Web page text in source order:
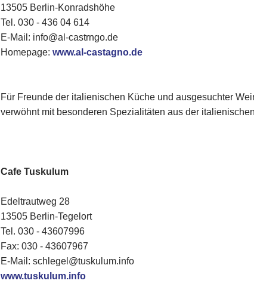
13505 Berlin-Konradshöhe
Tel. 030 - 436 04 614
E-Mail: info@al-castrngo.de
Homepage:www.al-castagno.de
Für Freunde der italienischen Küche und ausgesuchter
verwöhnt mit besonderen Spezialitäten aus der
Cafe Tuskulum
Edeltrautweg 28
13505 Berlin-Tegelort
Tel. 030 - 43607996
Fax: 030 - 43607967
E-Mail: schlegel@tuskulum.info
www.tuskulum.info